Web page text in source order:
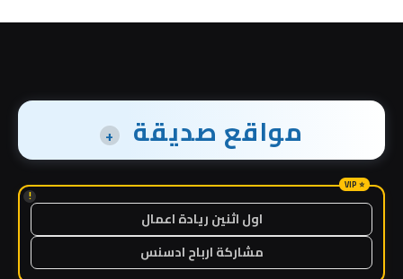
مواقع صديقة +
!
اول اثنين ريادة اعمال
مشاركة ارباح ادسنس